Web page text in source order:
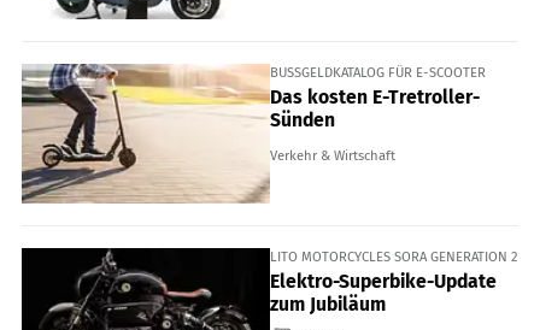
BUSSGELDKATALOG FÜR E-SCOOTER
Das kosten E-Tretroller-
Sünden
Verkehr & Wirtschaft
LITO MOTORCYCLES SORA GENERATION 2
Elektro-Superbike-Update
zum Jubiläum